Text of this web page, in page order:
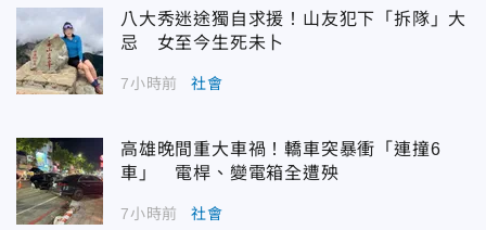
八大秀迷途獨自求援！山友犯下「拆隊」大
忌 女至今生死未卜
7小時前 社會
高雄晚間重大車禍！轎車突暴衝「連撞6
車」 電桿、變電箱全遭殃
7小時前 社會